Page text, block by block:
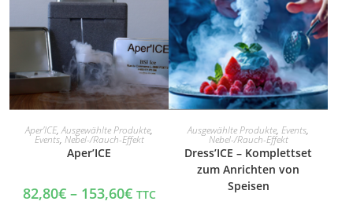
IN DEN WARENKORB
Aper'ICE,Ausgewählte Produkte,
Events, Nebel-/Rauch-Effekt
Aper’ICE
82,80€ – 153,60€ TTC
IN DEN WARENKORB
Ausgewählte Produkte,Events,
Nebel-/Rauch-Effekt
Dress’ICE – Komplettset
zum Anrichten von
Speisen